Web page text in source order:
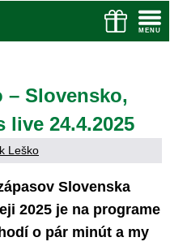
– Slovensko,
live 24.4.2025
Leško
Slovenska
2025 je na programe
o pár minút a my